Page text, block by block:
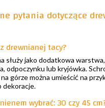
pytania dotyczące
drewnianej tacy?
służy jako dodatkowa
odpoczynku lub kryjówka.
górze można umieścić na
dekoracje.
wybrać: 30 czy 45